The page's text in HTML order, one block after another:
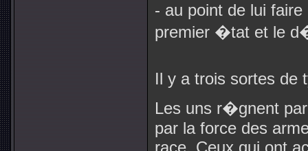
- au point de lui
premier �tat et le
Il y a trois sortes de
Les uns r�gnent
par la force des
race. Ceux qui ont